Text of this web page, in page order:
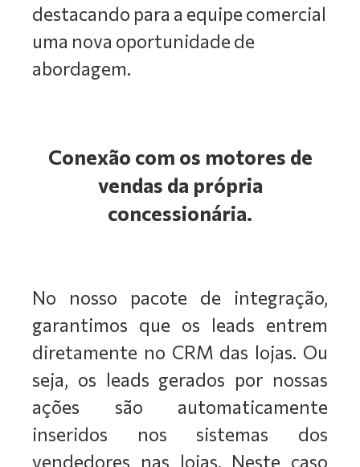
destacando para a equipe comercial
uma nova oportunidade de
abordagem.
Conexão com os motores de
vendas da própria
concessionária.
No nosso pacote de integração,
garantimos que os leads entrem
diretamente no CRM das lojas. Ou
seja, os leads gerados por nossas
ações são automaticamente
inseridos nos sistemas dos
vendedores nas lojas. Neste caso